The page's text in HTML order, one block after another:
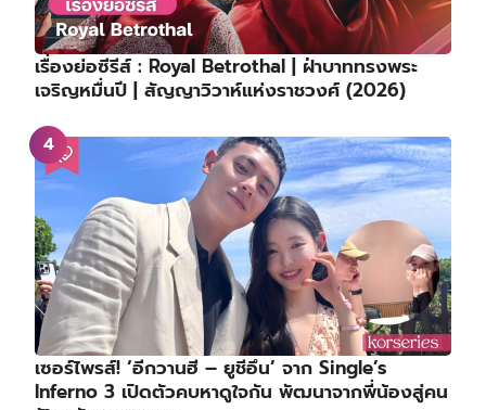
เรื่องย่อซีรีส์ : Royal Betrothal | ฝ่าบาททรงพระ
เจริญหมื่นปี | สัญญาวิวาห์แห่งราชวงศ์ (2026)
เซอร์ไพรส์! ‘อีกวานฮี – ยูชีอึน’ จาก Single’s
Inferno 3 เปิดตัวคบหาดูใจกัน พัฒนาจากพี่น้องสู่คน